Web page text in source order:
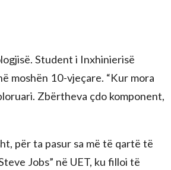
Student i Inxhinierisë
moshën 10-vjeçare. “Kur mora
Zbërtheva çdo komponent,
për ta pasur sa më të qartë të
Jobs” në UET, ku filloi të